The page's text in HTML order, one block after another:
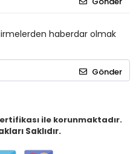
haberdar olmak
Gönder
ile korunmaktadır.
Saklıdır.